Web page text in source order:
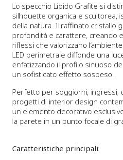
Lo specchio Libido Grafite si
silhouette organica e scultorea,
della natura. Il raffinato cristallo
profondità e carattere, creando
riflessi che valorizzano
LED perimetrale diffonde una
enfatizzando il profilo sinuoso
un sofisticato effetto sospeso.
Perfetto per soggiorni, ingressi,
progetti di interior design
un elemento decorativo
la parete in un punto focale di
Caratteristiche principali: